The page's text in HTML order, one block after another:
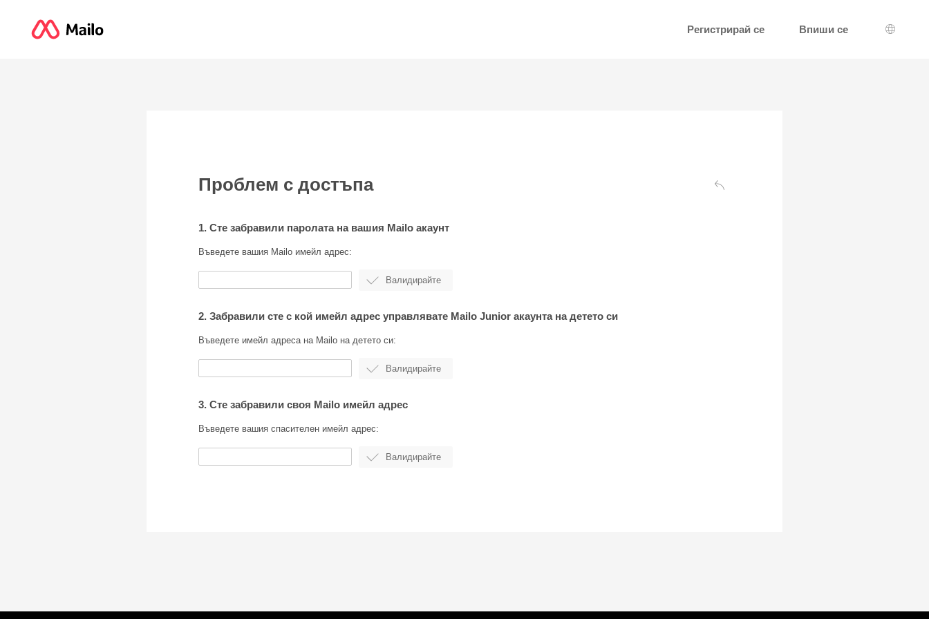
Регистрирай се Впиши се
Избор
Проблем с достъпа Обратно
1. Сте забравили паролата на вашия Mailo акаунт
Въведете вашия Mailo имейл адрес:
2. Забравили сте с кой имейл адрес управлявате Mailo Junior акаунта на детето си
Въведете имейл адреса на Mailo на детето си:
3. Сте забравили своя Mailo имейл адрес
Въведете вашия спасителен имейл адрес: